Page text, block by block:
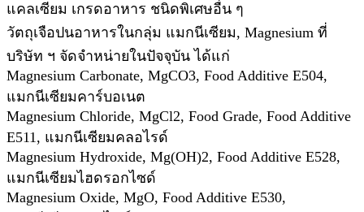
แคลเซียม เกรดอาหาร ชนิดพิเศษอื่น ๆ
วัตถุเจือปนอาหารในกลุ่ม แมกนีเซียม, Magnesium ที่
บริษัท ฯ จัดจำหน่ายในปัจจุบัน ได้แก่
Magnesium Carbonate, MgCO3, Food Additive E504,
แมกนีเซียมคาร์บอเนต
Magnesium Chloride, MgCl2, Food Grade, Food Additive
E511, แมกนีเซียมคลอไรด์
Magnesium Hydroxide, Mg(OH)2, Food Additive E528,
แมกนีเซียมไฮดรอกไซด์
Magnesium Oxide, MgO, Food Additive E530,